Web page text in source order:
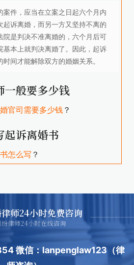
案件，应当在立案之日起六个月内
起诉离婚，而另一方又坚持不离的
院是判决不准离婚的，六个月后可
基本上就判决离婚了。因此，起诉
间才能解除双方的婚姻关系。
一般要多少钱
官司需要多少钱 ？
起诉离婚书
怎么写 ？
师24小时免费咨询
律师24小时在线咨询
微信：lanpenglaw123（律